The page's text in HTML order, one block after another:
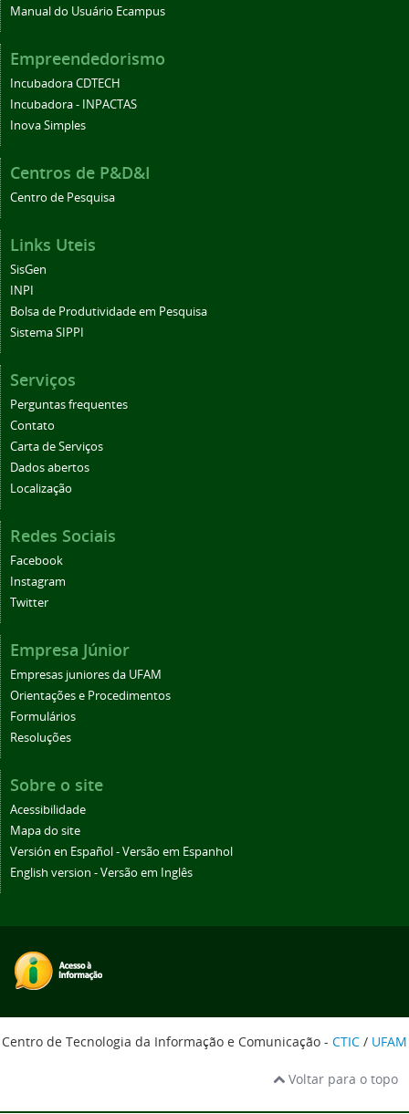
Manual do Usuário Ecampus
Empreendedorismo
Incubadora CDTECH
Incubadora - INPACTAS
Inova Simples
Centros de P&D&I
Centro de Pesquisa
Links Uteis
SisGen
INPI
Bolsa de Produtividade em Pesquisa
Sistema SIPPI
Serviços
Perguntas frequentes
Contato
Carta de Serviços
Dados abertos
Localização
Redes Sociais
Facebook
Instagram
Twitter
Empresa Júnior
Empresas juniores da UFAM
Orientações e Procedimentos
Formulários
Resoluções
Sobre o site
Acessibilidade
Mapa do site
Versión en Español - Versão em Espanhol
English version - Versão em Inglês
Centro de Tecnologia da Informação e Comunicação - CTIC / UFAM
Voltar para o topo